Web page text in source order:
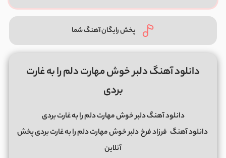
پخش رایگان آهنگ شما
دانلود آهنگ دلبر خوش مهارت دلم را به غارت
بردی
دانلود آهنگ دلبر خوش مهارت دلم را به غارت بردی
دانلود آهنگ فرزاد فرخدلبر خوش مهارت دلم را به غارت بردی پخش
آنلاین